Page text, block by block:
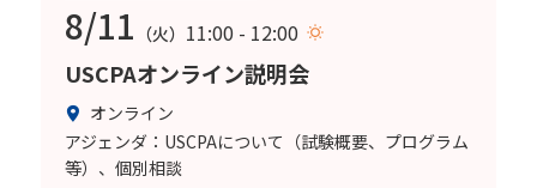
8/11 （火） 11:00 - 12:00
USCPAオンライン説明会
オンライン
アジェンダ：USCPAについて（試験概要、プログラム
等）、個別相談